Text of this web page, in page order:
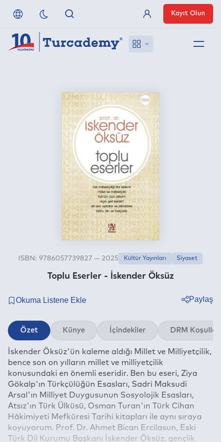
Referanslarımız
Uzaktan Erişim
Anlaşmalı Yayınevleri
Üye Girişi
Kayıt Olun
Toplu Eserler - İskender Öksüz
ISBN: 9786057739827 — 2025 Kültür Yayınları Siyaset
Paylaş
Twitter
Linkedin
E-mail
Özet Künye İçindekiler DRM Koşulları
İskender Öksüz'ün kaleme aldığı Millet ve Milliyetçilik,
bence son on yılların millet ve milliyetçilik
konusundaki en önemli eseridir. Ben bu eseri, Ziya
Gökalp'ın Türkçülüğün Esasları, Sadri Maksudi
Arsal'ın Milliyet Duygusunun Sosyolojik Esasları,
Atsız'ın Türk Ülküsü, Osman Turan'ın Türk Cihan
Hâkimiyeti Mefkûresi Tarihi kitapları ile aynı sıraya
koyuyorum. Prof. Dr. Ahmet Bican Ercilasun, Eski
Türk Dil Kurumu Başkanı İskender Öksüz, gençlik